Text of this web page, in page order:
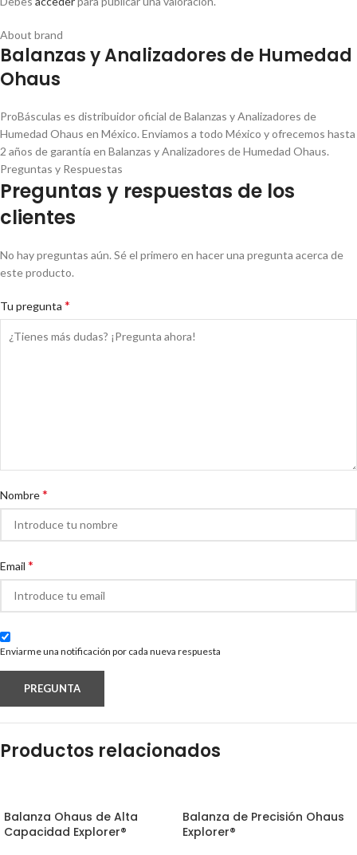
About brand
Balanzas y Analizadores de Humedad
Ohaus
ProBásculas es distribuidor oficial de Balanzas y Analizadores de
Humedad Ohaus en México. Enviamos a todo México y ofrecemos hasta
2 años de garantía en Balanzas y Analizadores de Humedad Ohaus.
Preguntas y Respuestas
Preguntas y respuestas de los
clientes
No hay preguntas aún. Sé el primero en hacer una pregunta acerca de
este producto.
Tu pregunta *
Nombre*
Email *
Enviarme una notificación por cada nueva respuesta
Productos relacionados
Balanza Ohaus de Alta
Capacidad Explorer®
Balanza de Precisión Ohaus
Explorer®